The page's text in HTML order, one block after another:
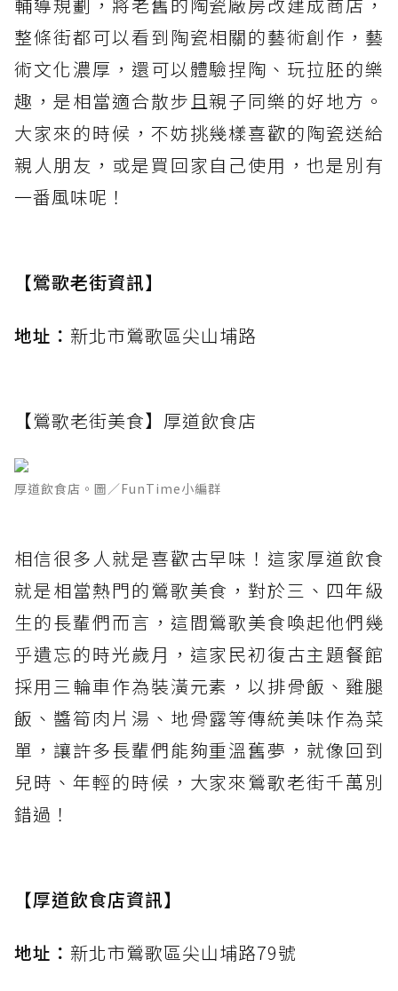
整條街都可以看到陶瓷相關的藝術創作，藝
術文化濃厚，還可以體驗捏陶、玩拉胚的樂
趣，是相當適合散步且親子同樂的好地方。
大家來的時候，不妨挑幾樣喜歡的陶瓷送給
親人朋友，或是買回家自己使用，也是別有
一番風味呢！
【鶯歌老街資訊】
地址： 新北市鶯歌區尖山埔路
【鶯歌老街美食】厚道飲食店
厚道飲食店。圖／FunTime小編群
相信很多人就是喜歡古早味！這家厚道飲食
就是相當熱門的鶯歌美食，對於三、四年級
生的長輩們而言，這間鶯歌美食喚起他們幾
乎遺忘的時光歲月，這家民初復古主題餐館
採用三輪車作為裝潢元素，以排骨飯、雞腿
飯、醬筍肉片湯、地骨露等傳統美味作為菜
單，讓許多長輩們能夠重溫舊夢，就像回到
兒時、年輕的時候，大家來鶯歌老街千萬別
錯過！
【厚道飲食店資訊】
地址： 新北市鶯歌區尖山埔路79號